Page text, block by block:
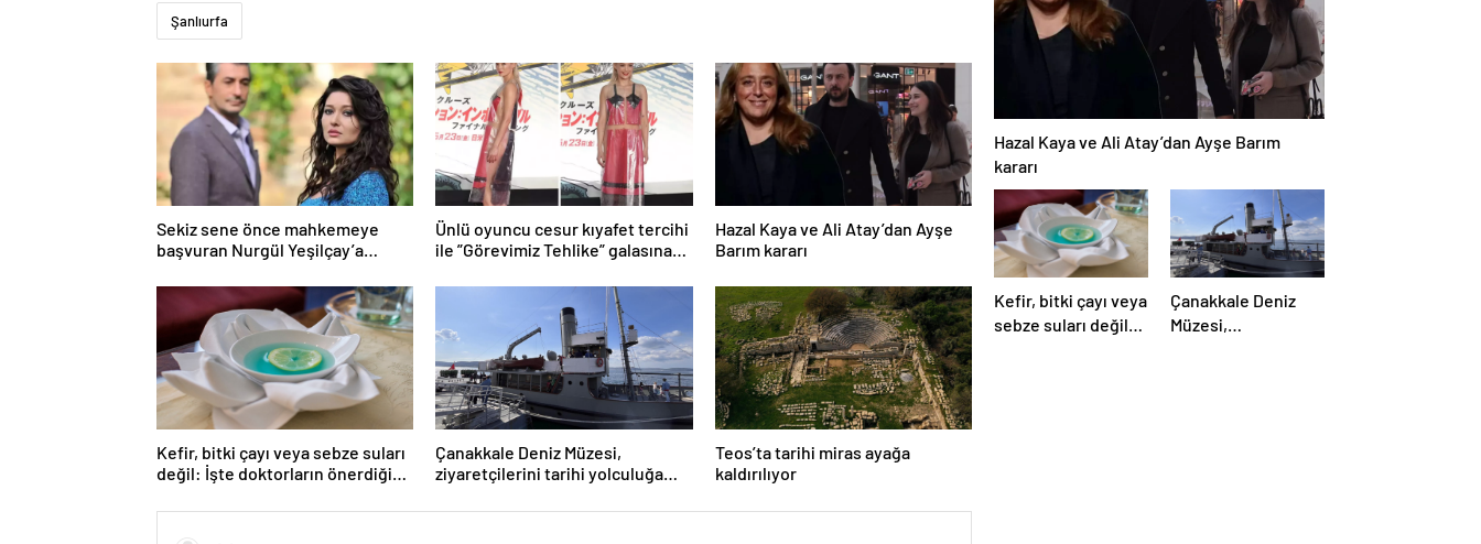
Şanlıurfa
Sekiz sene önce mahkemeye
başvuran Nurgül Yeşilçay’a
Ünlü oyuncu cesur kıyafet tercihi
ile ”Görevimiz Tehlike” galasına
Hazal Kaya ve Ali Atay’dan Ayşe
Barım kararı
Kefir, bitki çayı veya sebze suları
değil: İşte doktorların önerdiği
Çanakkale Deniz Müzesi,
ziyaretçilerini tarihi yolculuğa
Teos’ta tarihi miras ayağa
kaldırılıyor
Hazal Kaya ve Ali Atay’dan Ayşe Barım
kararı
Kefir, bitki çayı veya
sebze suları değil:
Çanakkale Deniz
Müzesi,